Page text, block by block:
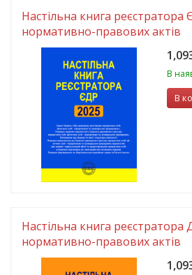
Настільна книга реєстратора
нормативно-правових актів
В
В
Настільна книга реєстратора
нормативно-правових актів